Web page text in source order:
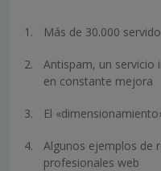
Más de 30.000
Antispam, un servicio
en constante mejora
El
Algunos ejemplos de
profesionales web